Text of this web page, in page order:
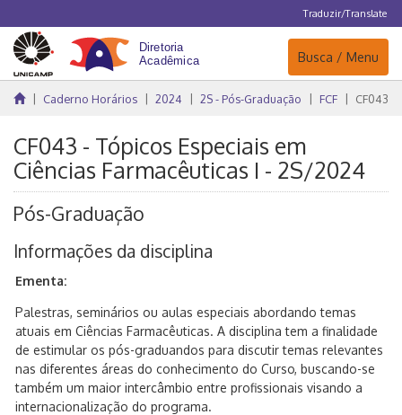
Traduzir/Translate
Navegação
Busca / Menu
Caderno Horários 2024 2S - Pós-Graduação FCF CF043
CF043 - Tópicos Especiais em
Ciências Farmacêuticas I - 2S/2024
Pós-Graduação
Informações da disciplina
Ementa:
Palestras, seminários ou aulas especiais abordando temas
atuais em Ciências Farmacêuticas. A disciplina tem a finalidade
de estimular os pós-graduandos para discutir temas relevantes
nas diferentes áreas do conhecimento do Curso, buscando-se
também um maior intercâmbio entre profissionais visando a
internacionalização do programa.